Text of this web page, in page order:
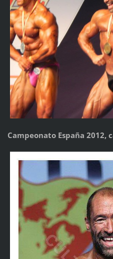
Campeonato España 2012,